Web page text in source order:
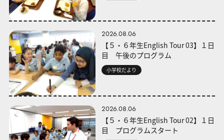
2026.08.06
【５・６年生English Tour 03】１日
目 午後のプログラム
小学校だより
2026.08.06
【５・６年生English Tour 02】１日
目 プログラムスタート